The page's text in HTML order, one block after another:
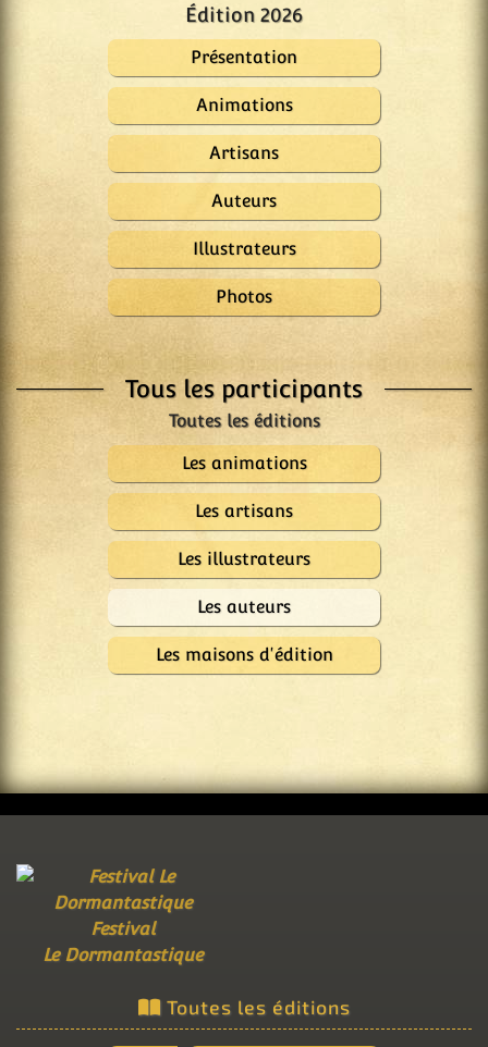
Édition 2026
Présentation
Animations
Artisans
Auteurs
Illustrateurs
Photos
Tous les participants
Les animations
Les artisans
Les illustrateurs
Les auteurs
Les maisons d'édition
Festival
Le Dormantastique
Toutes les éditions